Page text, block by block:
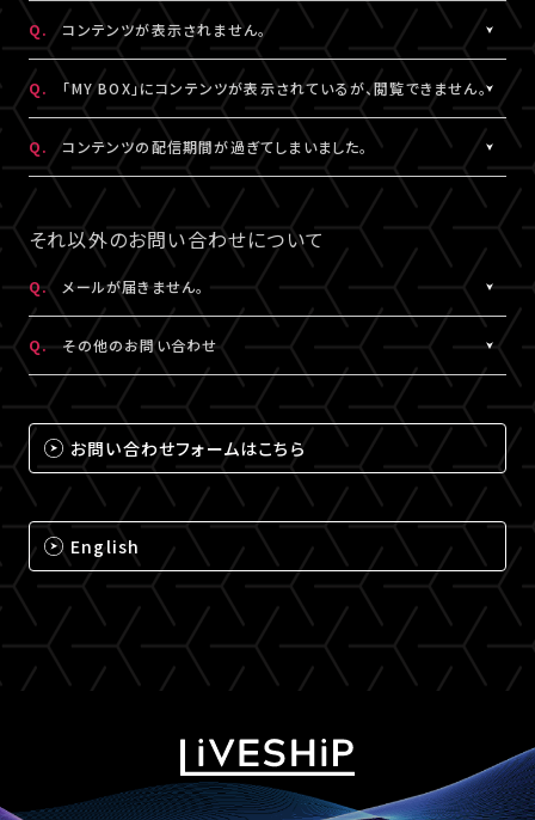
https://www.asmart.jp/support
A.
ご購入の視聴チケットやグッズの条件に応じて、動画や画像などの
コンテンツが配信される機能です。
コンテンツの配信がある場合、視聴チケットやグッズを購入したA!-
ID（メールアドレス）とパスワードでログインのうえ、「マイページ」
内「MY BOX」から確認することができます。
コンテンツの配信有無や、配信期間については、各公演のチケット
販売ページやグッズ商品詳細ページ、MY BOXなどでご確認くださ
Q. コンテンツが表示されません。
A.
コンテンツが表示されない場合は、コンテンツ配信期間外である
か、配信対象外の視聴チケットやグッズを購入されている可能性が
あります。
コンテンツ配信期間は、各公演のチケット販売ページやグッズ商品
詳細ページ、MY BOXなどでご確認ください。
※チケットの購入情報は、「マイページ」内「チケット購入情報」にて
ご確認ください。
Q. 「MY BOX」にコンテンツが表示されているが、閲覧できません。
A.
コンテンツが「MY BOX」に表示されているにも関わらず閲覧でき
ない場合、コンテンツ配信期間を経過したか、ご利用端末が推奨環
境ではない可能性があります。
推奨環境は
こちら
よりご確認ください。
スマートフォン、タブレットをご利用の場合、LINEやメール等のアプ
リ内ブラウジングではなく、推奨環境にある指定のブラウザ
（iPhone・iPadの場合は「Safari」、Androidの場合は
「Chrome」）にて閲覧ください。
なお、MY BOXで配信されるコンテンツは、視聴プレイヤーに
ChromecastとAirPlayのアイコンは表示されません。予めご了承
ください。
Q. コンテンツの配信期間が過ぎてしまいました。
A.
配信期間終了後のコンテンツは、再配信いたしません。予めご了承
ください。
それ以外のお問い合わせについて
Q. メールが届きません。
メールが届かない場合は、下記ドメインの受信設定をお願いいた
します。
※メールの再配信はできません。迷惑メールフォルダをご確認くだ
@liveship.tokyo
@id.amob.jp
Q. その他のお問い合わせ
A.
それ以外のお問い合わせについては、下記のいずれかの方法でお
問い合わせください。
【LIVESHIPお問い合わせ窓口】
https://liveship.tokyo/mob/form/inquAdd.php?site=LS
グッズ配送・お届け済み商品に関して
【A!SMART お問い合わせ窓口】
https://www.asmart.jp/support
お問い合わせフォームはこちら
English